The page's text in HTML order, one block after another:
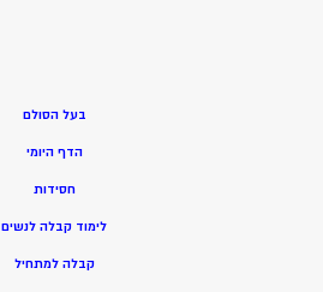
בעל הסולם
הדף היומי
חסידות
לימוד קבלה לנשים
קבלה למתחיל